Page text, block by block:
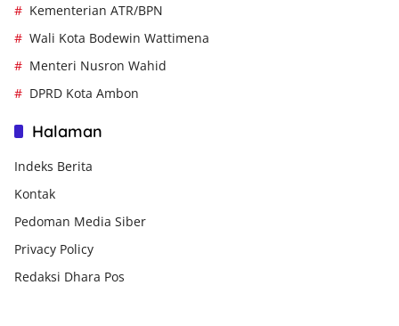
Kementerian ATR/BPN
Wali Kota Bodewin Wattimena
Menteri Nusron Wahid
DPRD Kota Ambon
Halaman
Indeks Berita
Kontak
Pedoman Media Siber
Privacy Policy
Redaksi Dhara Pos